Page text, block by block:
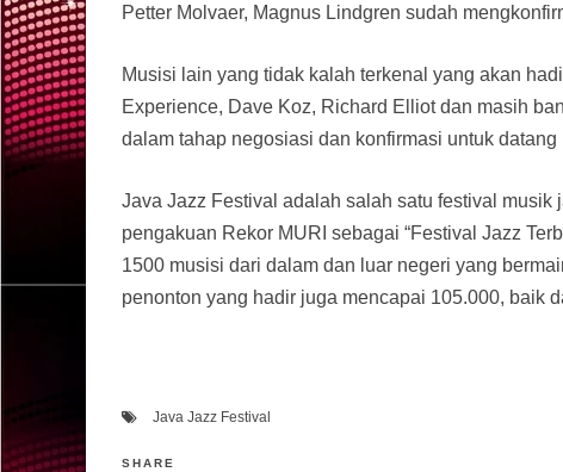
Petter Molvaer, Magnus Lindgren sudah
Musisi lain yang tidak kalah terkenal yang akan
Experience, Dave Koz, Richard Elliot dan masih
dalam tahap negosiasi dan konfirmasi untuk
Java Jazz Festival adalah salah satu festival
pengakuan Rekor MURI sebagai “Festival Jazz
1500 musisi dari dalam dan luar negeri yang
penonton yang hadir juga mencapai 105.000, baik
Java Jazz Festival
SHARE